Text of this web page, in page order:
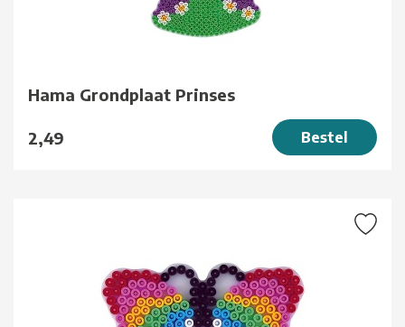
Hama Grondplaat Prinses
2,49 Bestel